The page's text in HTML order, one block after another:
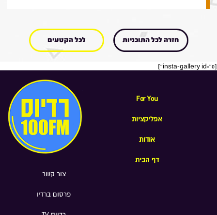
חזרה לכל התוכניות לכל הקטעים
[insta-gallery id="0"]
For You
אפליקציות
אודות
דף הבית
צור קשר
פרסום ברדיו